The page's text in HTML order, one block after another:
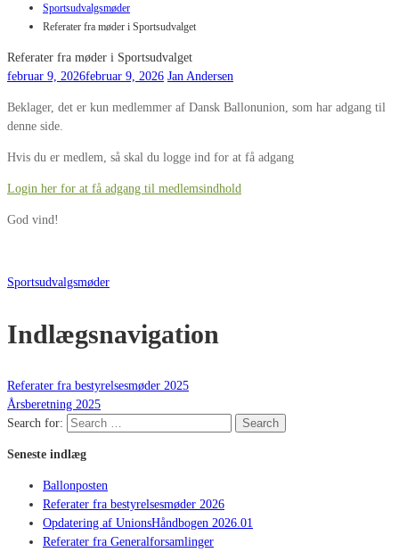
Sportsudvalgsmøder
Referater fra møder i Sportsudvalget
Referater fra møder i Sportsudvalget
februar 9, 2026februar 9, 2026 Jan Andersen
Beklager, det er kun medlemmer af Dansk Ballonunion, som har adgang til
denne side.
Hvis du er medlem, så skal du logge ind for at få adgang
Login her for at få adgang til medlemsindhold
God vind!
Sportsudvalgsmøder
Indlægsnavigation
Referater fra bestyrelsesmøder 2025
Årsberetning 2025
Search for:
Search
Seneste indlæg
Ballonposten
Referater fra bestyrelsesmøder 2026
Opdatering af UnionsHåndbogen 2026.01
Referater fra Generalforsamlinger